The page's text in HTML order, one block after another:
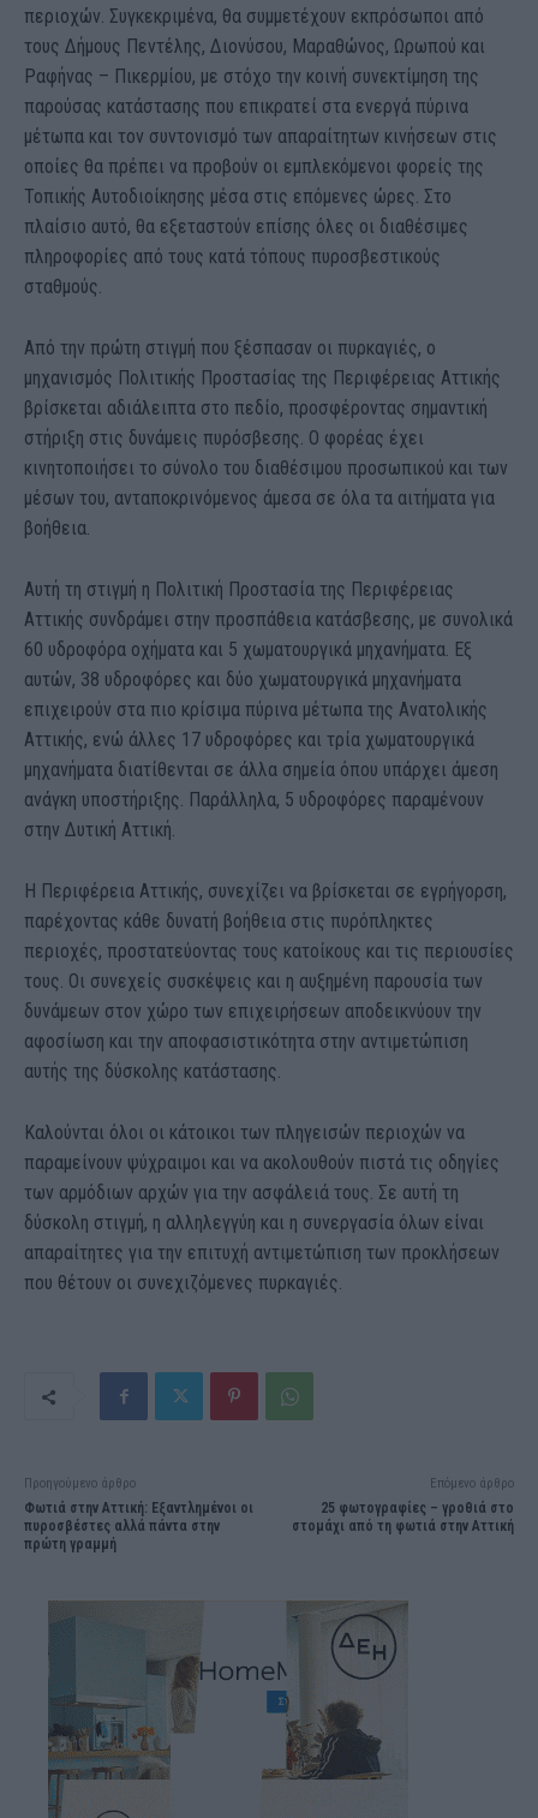
περιοχών. Συγκεκριμένα, θα συμμετέχουν εκπρόσωποι από
τους Δήμους Πεντέλης, Διονύσου, Μαραθώνος, Ωρωπού και
Ραφήνας – Πικερμίου, με στόχο την κοινή συνεκτίμηση της
παρούσας κατάστασης που επικρατεί στα ενεργά πύρινα
μέτωπα και τον συντονισμό των απαραίτητων κινήσεων στις
οποίες θα πρέπει να προβούν οι εμπλεκόμενοι φορείς της
Τοπικής Αυτοδιοίκησης μέσα στις επόμενες ώρες. Στο
πλαίσιο αυτό, θα εξεταστούν επίσης όλες οι διαθέσιμες
πληροφορίες από τους κατά τόπους πυροσβεστικούς
σταθμούς.
Από την πρώτη στιγμή που ξέσπασαν οι πυρκαγιές, ο
μηχανισμός Πολιτικής Προστασίας της Περιφέρειας Αττικής
βρίσκεται αδιάλειπτα στο πεδίο, προσφέροντας σημαντική
στήριξη στις δυνάμεις πυρόσβεσης. Ο φορέας έχει
κινητοποιήσει το σύνολο του διαθέσιμου προσωπικού και των
μέσων του, ανταποκρινόμενος άμεσα σε όλα τα αιτήματα για
βοήθεια.
Αυτή τη στιγμή η Πολιτική Προστασία της Περιφέρειας
Αττικής συνδράμει στην προσπάθεια κατάσβεσης, με συνολικά
60 υδροφόρα οχήματα και 5 χωματουργικά μηχανήματα. Εξ
αυτών, 38 υδροφόρες και δύο χωματουργικά μηχανήματα
επιχειρούν στα πιο κρίσιμα πύρινα μέτωπα της Ανατολικής
Αττικής, ενώ άλλες 17 υδροφόρες και τρία χωματουργικά
μηχανήματα διατίθενται σε άλλα σημεία όπου υπάρχει άμεση
ανάγκη υποστήριξης. Παράλληλα, 5 υδροφόρες παραμένουν
στην Δυτική Αττική.
Η Περιφέρεια Αττικής, συνεχίζει να βρίσκεται σε εγρήγορση,
παρέχοντας κάθε δυνατή βοήθεια στις πυρόπληκτες
περιοχές, προστατεύοντας τους κατοίκους και τις περιουσίες
τους. Οι συνεχείς συσκέψεις και η αυξημένη παρουσία των
δυνάμεων στον χώρο των επιχειρήσεων αποδεικνύουν την
αφοσίωση και την αποφασιστικότητα στην αντιμετώπιση
αυτής της δύσκολης κατάστασης.
Καλούνται όλοι οι κάτοικοι των πληγεισών περιοχών να
παραμείνουν ψύχραιμοι και να ακολουθούν πιστά τις οδηγίες
των αρμόδιων αρχών για την ασφάλειά τους. Σε αυτή τη
δύσκολη στιγμή, η αλληλεγγύη και η συνεργασία όλων είναι
απαραίτητες για την επιτυχή αντιμετώπιση των προκλήσεων
που θέτουν οι συνεχιζόμενες πυρκαγιές.
Προηγούμενο άρθρο
Φωτιά στην Αττική: Εξαντλημένοι οι
πυροσβέστες αλλά πάντα στην
πρώτη γραμμή
Επόμενο άρθρο
25 φωτογραφίες – γροθιά στο
στομάχι από τη φωτιά στην Αττική